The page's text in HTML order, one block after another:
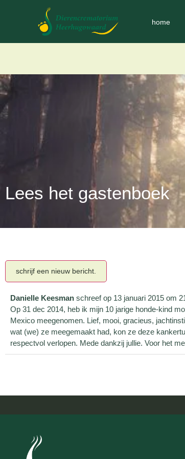
home
Lees het gastenboek
Danielle Keesman schreef op 13 januari 2015 om
Op 31 dec 2014, heb ik mijn 10 jarige honde-kind
Mexico meegenomen. Lief, mooi, gracieus,
wat (we) ze meegemaakt had, kon ze deze
respectvol verlopen. Mede dankzij jullie. Voor het